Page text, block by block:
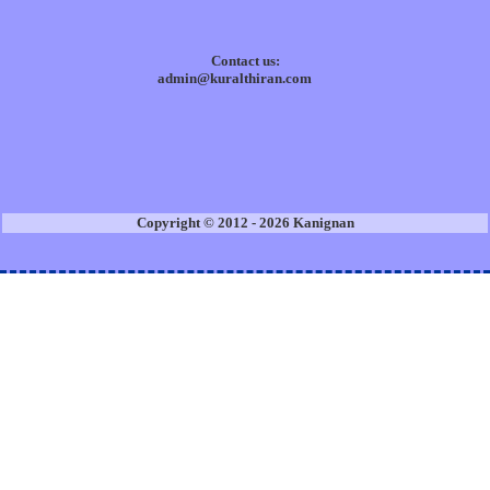
Contact us:
admin@kuralthiran.com
Copyright © 2012 - 2026 Kanignan